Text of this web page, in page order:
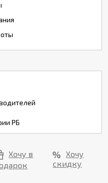
РБ
Хочу в
Хочу
скидку